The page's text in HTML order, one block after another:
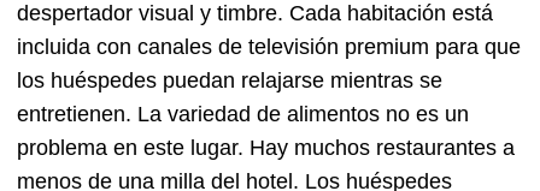
despertador visual y timbre. Cada habitación está
incluida con canales de televisión premium para que
los huéspedes puedan relajarse mientras se
entretienen. La variedad de alimentos no es un
problema en este lugar. Hay muchos restaurantes a
menos de una milla del hotel. Los huéspedes